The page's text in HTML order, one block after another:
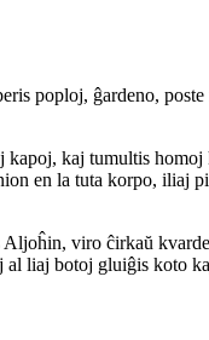
poploj, ĝardeno,
kaj tumultis
en la tuta korpo, iliaj
viro ĉirkaŭ
al liaj botoj gluiĝis